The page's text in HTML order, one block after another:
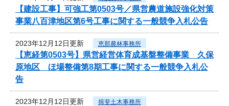
【建設工事】可強工第0503号／県営農道施設強化対策
事業八百津地区第6号工事に関する一般競争入札公告
2023年12月12日更新 恵那農林事務所
【恵経第0503号】県営経営体育成基盤整備事業 久保
原地区 ほ場整備第8期工事に関する一般競争入札公
告
2023年12月12日更新 揖斐土木事務所